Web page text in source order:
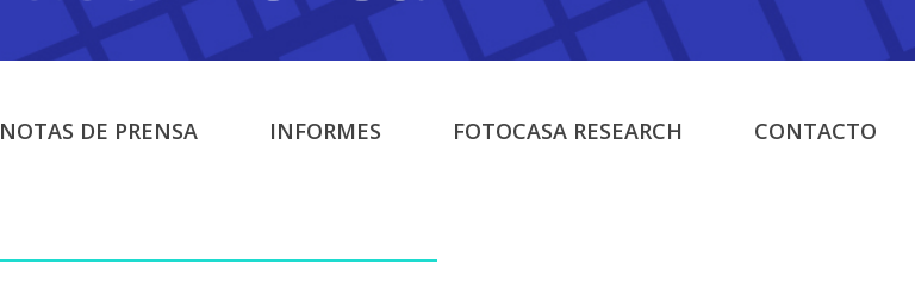
NOTAS DE PRENSA INFORMES FOTOCASA RESEARCH CONTACTO